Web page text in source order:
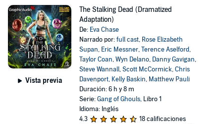
Vista previa
The Stalking Dead (Dramatized
Adaptation)
De: Eva Chase
Narrado por:full cast, Rose Elizabeth
Supan, Eric Messner,Terence Aselford,
Taylor Coan,Wyn Delano, Danny Gavigan,
Steve Wannall,Scott McCormick,Chris
Davenport, Kelly Baskin, Matthew Pauli
Duración: 6 h y 8 m
Serie:Gang of Ghouls, Libro 1
Idioma: Inglés
4.3
18 calificaciones